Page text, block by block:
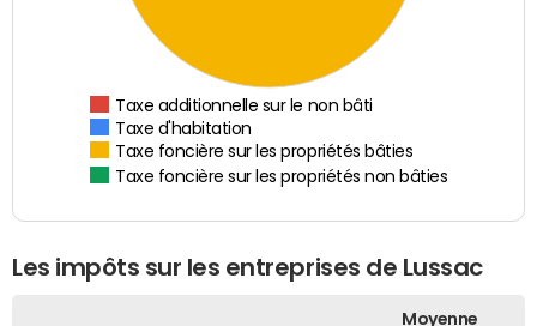
Taxe additionnelle sur le non bâti
Taxe d'habitation
Taxe foncière sur les propriétés bâties
Taxe foncière sur les propriétés non bâties
Les impôts sur les entreprises de Lussac
Moyenne